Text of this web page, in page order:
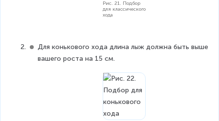
Рис. 21. Подбор
для классического
хода
Для конькового хода длина лыж должна быть выше
вашего роста на 15 см.